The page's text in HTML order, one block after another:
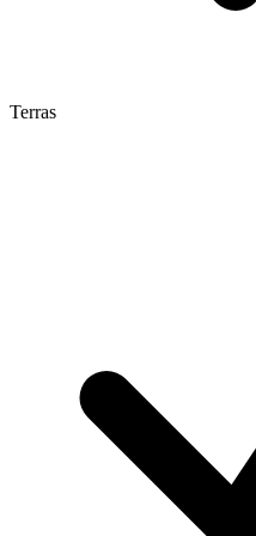
Terras